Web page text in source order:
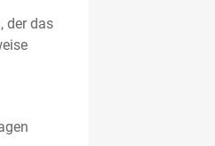
der das